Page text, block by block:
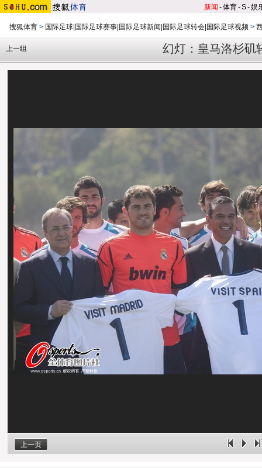
新闻 -体育-S-娱
搜狐体育 > 国际足球|国际足球赛事|国际足球新闻|国际足球转会|国际足球视频 >
幻灯：皇马洛杉矶
上一组
上一页